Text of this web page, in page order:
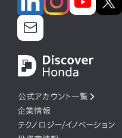
公式アカウント一覧
企業情報
テクノロジー/イノベーション